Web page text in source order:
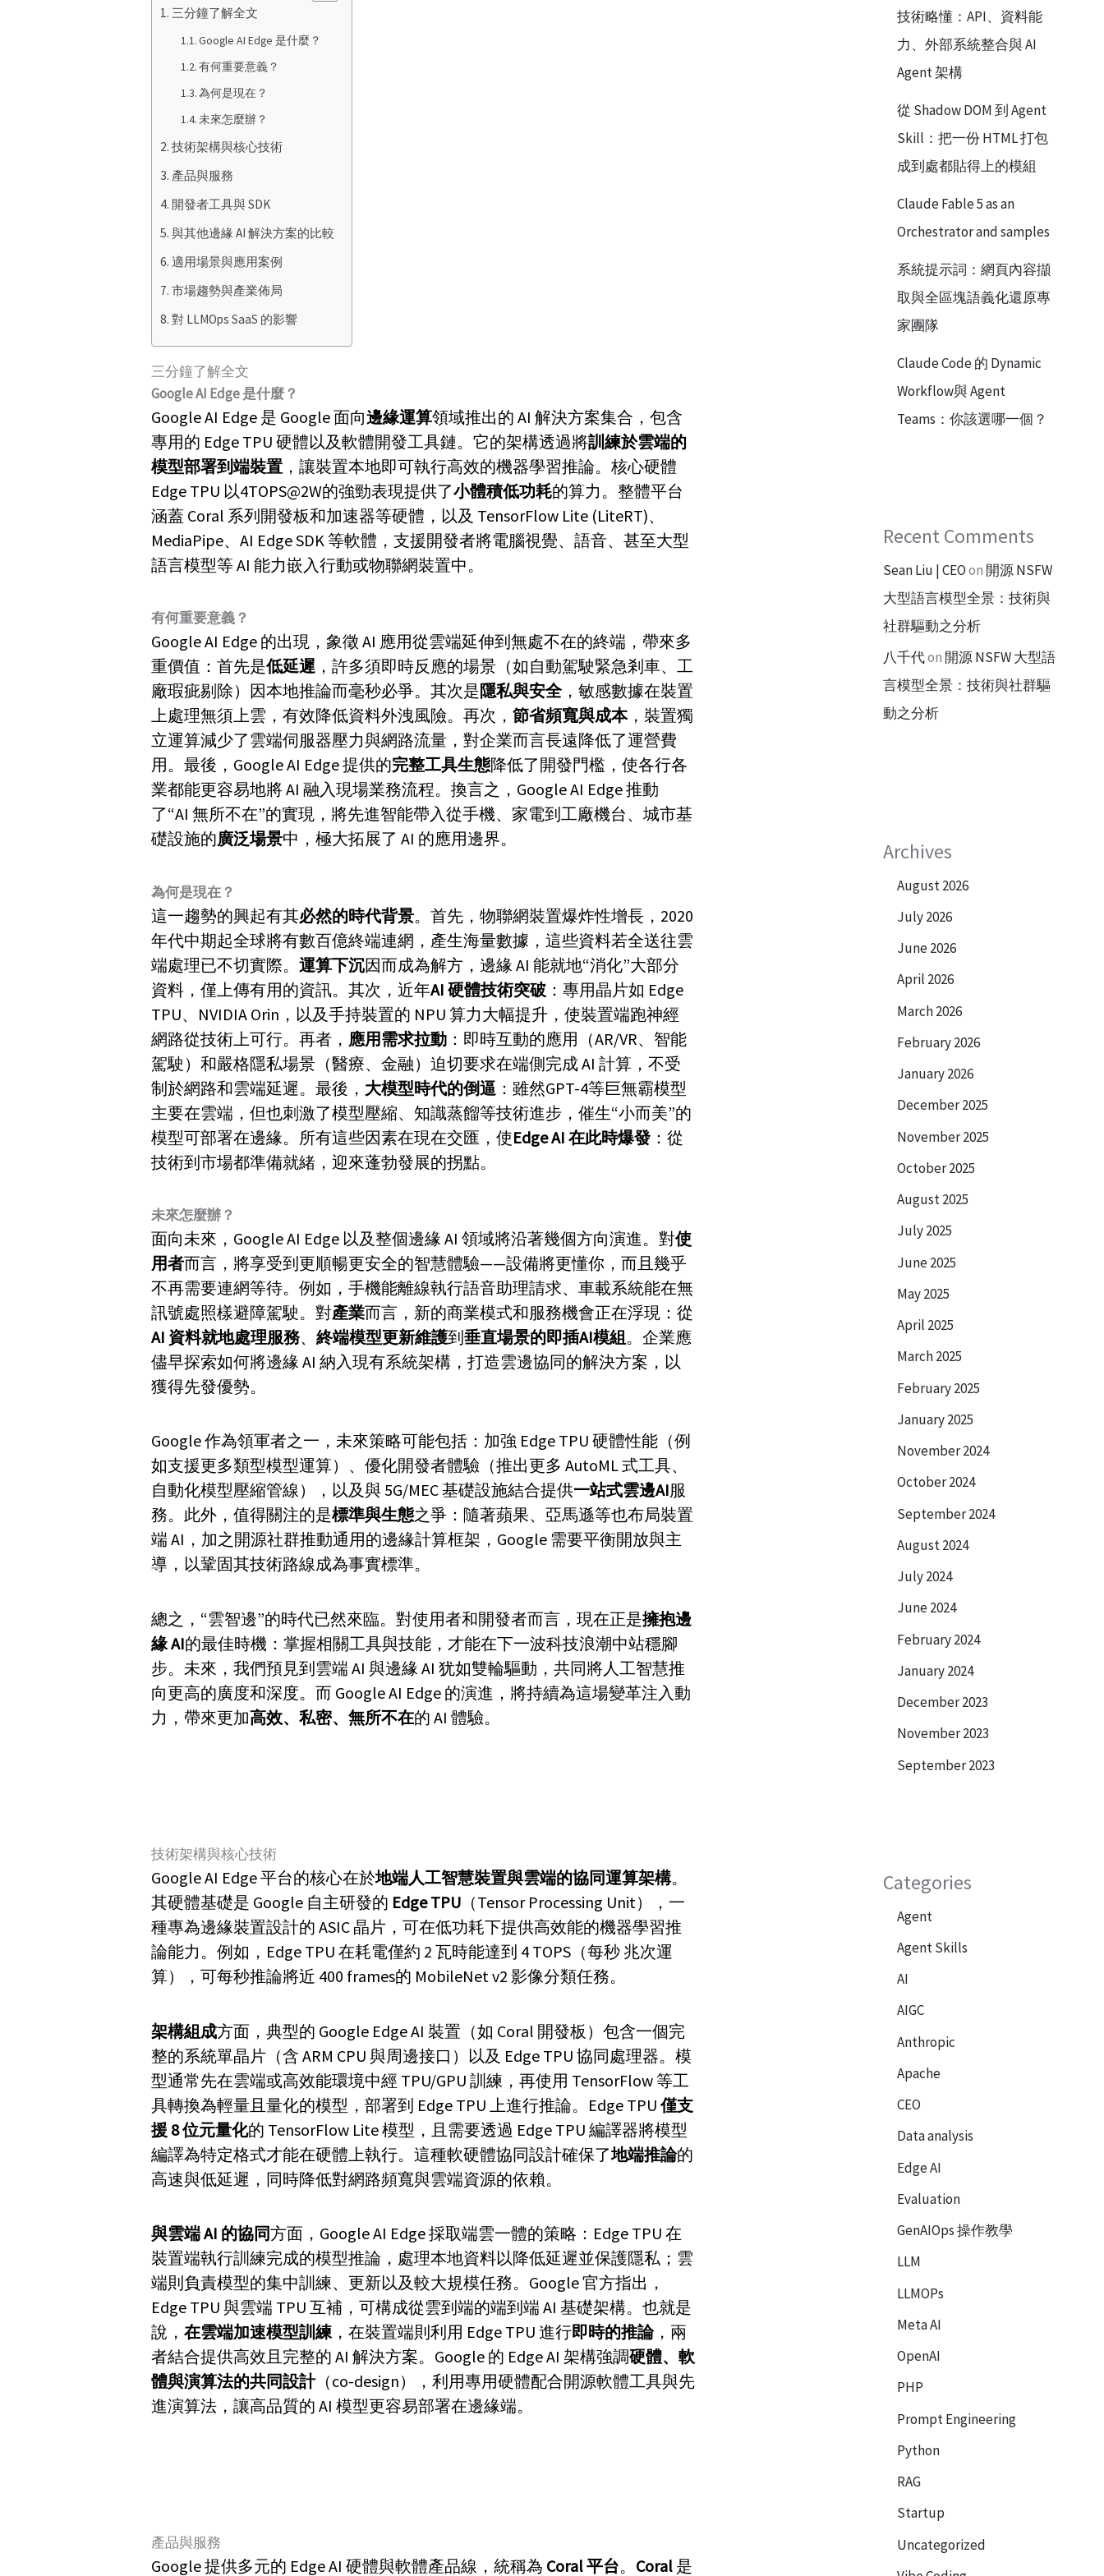
三分鐘了解全文
Google AI Edge 是什麼？
有何重要意義？
為何是現在？
未來怎麼辦？
技術架構與核心技術
產品與服務
開發者工具與 SDK
與其他邊緣 AI 解決方案的比較
適用場景與應用案例
市場趨勢與產業佈局
對 LLMOps SaaS 的影響
三分鐘了解全文
Google AI Edge 是什麼？
Google AI Edge 是 Google 面向邊緣運算領域推出的 AI 解決方案集合，包含
專用的 Edge TPU 硬體以及軟體開發工具鏈。它的架構透過將訓練於雲端的
模型部署到端裝置 ，讓裝置本地即可執行高效的機器學習推論。核心硬體
Edge TPU 以4TOPS@2W的強勁表現提供了小體積低功耗的算力。整體平台
涵蓋 Coral 系列開發板和加速器等硬體，以及 TensorFlow Lite (LiteRT)、
MediaPipe、AI Edge SDK 等軟體，支援開發者將電腦視覺、語音、甚至大型
語言模型等 AI 能力嵌入行動或物聯網裝置中。
有何重要意義？
Google AI Edge 的出現，象徵 AI 應用從雲端延伸到無處不在的終端，帶來多
重價值：首先是低延遲 ，許多須即時反應的場景（如自動駕駛緊急剎車、工
廠瑕疵剔除）因本地推論而毫秒必爭。其次是隱私與安全，敏感數據在裝置
上處理無須上雲，有效降低資料外洩風險。再次，節省頻寬與成本，裝置獨
立運算減少了雲端伺服器壓力與網路流量，對企業而言長遠降低了運營費
用。最後，Google AI Edge 提供的完整工具生態降低了開發門檻，使各行各
業都能更容易地將 AI 融入現場業務流程。換言之，Google AI Edge 推動
了“AI 無所不在”的實現，將先進智能帶入從手機、家電到工廠機台、城市基
礎設施的廣泛場景中，極大拓展了 AI 的應用邊界。
為何是現在？
這一趨勢的興起有其必然的時代背景。首先，物聯網裝置爆炸性增長，2020
年代中期起全球將有數百億終端連網，產生海量數據，這些資料若全送往雲
端處理已不切實際。運算下沉因而成為解方，邊緣 AI 能就地“消化”大部分
資料，僅上傳有用的資訊。其次，近年AI 硬體技術突破 ：專用晶片如 Edge
TPU、NVIDIA Orin，以及手持裝置的 NPU 算力大幅提升，使裝置端跑神經
網路從技術上可行。再者， 應用需求拉動 ：即時互動的應用（AR/VR、智能
駕駛）和嚴格隱私場景（醫療、金融）迫切要求在端側完成 AI 計算，不受
制於網路和雲端延遲。最後， 大模型時代的倒逼 ：雖然GPT-4等巨無霸模型
主要在雲端，但也刺激了模型壓縮、知識蒸餾等技術進步，催生“小而美”的
模型可部署在邊緣。所有這些因素在現在交匯，使Edge AI 在此時爆發 ：從
技術到市場都準備就緒，迎來蓬勃發展的拐點。
未來怎麼辦？
面向未來，Google AI Edge 以及整個邊緣 AI 領域將沿著幾個方向演進。對使
用者而言，將享受到更順暢更安全的智慧體驗——設備將更懂你，而且幾乎
不再需要連網等待。例如，手機能離線執行語音助理請求、車載系統能在無
訊號處照樣避障駕駛。對產業而言，新的商業模式和服務機會正在浮現：從
AI 資料就地處理服務、終端模型更新維護到垂直場景的即插AI模組。企業應
儘早探索如何將邊緣 AI 納入現有系統架構，打造雲邊協同的解決方案，以
獲得先發優勢。
Google 作為領軍者之一，未來策略可能包括：加強 Edge TPU 硬體性能（例
如支援更多類型模型運算）、優化開發者體驗（推出更多 AutoML 式工具、
自動化模型壓縮管線），以及與 5G/MEC 基礎設施結合提供一站式雲邊AI服
務。此外，值得關注的是標準與生態之爭：隨著蘋果、亞馬遜等也布局裝置
端 AI，加之開源社群推動通用的邊緣計算框架，Google 需要平衡開放與主
導，以鞏固其技術路線成為事實標準。
總之，“雲智邊”的時代已然來臨。對使用者和開發者而言，現在正是擁抱邊
緣 AI的最佳時機：掌握相關工具與技能，才能在下一波科技浪潮中站穩腳
步。未來，我們預見到雲端 AI 與邊緣 AI 犹如雙輪驅動，共同將人工智慧推
向更高的廣度和深度。而 Google AI Edge 的演進，將持續為這場變革注入動
力，帶來更加高效、私密、無所不在的 AI 體驗。
技術架構與核心技術
Google AI Edge 平台的核心在於地端人工智慧裝置與雲端的協同運算架構。
其硬體基礎是 Google 自主研發的 Edge TPU （Tensor Processing Unit），一
種專為邊緣裝置設計的 ASIC 晶片，可在低功耗下提供高效能的機器學習推
論能力。例如，Edge TPU 在耗電僅約 2 瓦時能達到 4 TOPS（每秒 兆次運
算），可每秒推論將近 400 frames的 MobileNet v2 影像分類任務。
架構組成方面，典型的 Google Edge AI 裝置（如 Coral 開發板）包含一個完
整的系統單晶片（含 ARM CPU 與周邊接口）以及 Edge TPU 協同處理器。模
型通常先在雲端或高效能環境中經 TPU/GPU 訓練，再使用 TensorFlow 等工
具轉換為輕量且量化的模型，部署到 Edge TPU 上進行推論。Edge TPU僅支
援 8 位元量化的 TensorFlow Lite 模型，且需要透過 Edge TPU 編譯器將模型
編譯為特定格式才能在硬體上執行。這種軟硬體協同設計確保了地端推論的
高速與低延遲，同時降低對網路頻寬與雲端資源的依賴。
與雲端 AI 的協同方面，Google AI Edge 採取端雲一體的策略：Edge TPU 在
裝置端執行訓練完成的模型推論，處理本地資料以降低延遲並保護隱私；雲
端則負責模型的集中訓練、更新以及較大規模任務。Google 官方指出，
Edge TPU 與雲端 TPU 互補，可構成從雲到端的端到端 AI 基礎架構。也就是
說，在雲端加速模型訓練 ，在裝置端則利用 Edge TPU 進行即時的推論，兩
者結合提供高效且完整的 AI 解決方案。Google 的 Edge AI 架構強調硬體、軟
體與演算法的共同設計（co-design），利用專用硬體配合開源軟體工具與先
進演算法，讓高品質的 AI 模型更容易部署在邊緣端。
產品與服務
Google 提供多元的 Edge AI 硬體與軟體產品線，統稱為 Coral 平台。 Coral 是
技術略懂：API、資料能
力、外部系統整合與 AI
Agent 架構
從 Shadow DOM 到 Agent
Skill：把一份 HTML 打包
成到處都貼得上的模組
Claude Fable 5 as an
Orchestrator and samples
系統提示詞：網頁內容擷
取與全區塊語義化還原專
家團隊
Claude Code 的 Dynamic
Workflow與 Agent
Teams：你該選哪一個？
Recent Comments
Sean Liu | CEOon 開源 NSFW
大型語言模型全景：技術與
社群驅動之分析
八千代on 開源 NSFW 大型語
言模型全景：技術與社群驅
動之分析
Archives
August 2026
July 2026
June 2026
April 2026
March 2026
February 2026
January 2026
December 2025
November 2025
October 2025
August 2025
July 2025
June 2025
May 2025
April 2025
March 2025
February 2025
January 2025
November 2024
October 2024
September 2024
August 2024
July 2024
June 2024
February 2024
January 2024
December 2023
November 2023
September 2023
Categories
Agent
Agent Skills
AI
AIGC
Anthropic
Apache
CEO
Data analysis
Edge AI
Evaluation
GenAIOps 操作教學
LLM
LLMOPs
Meta AI
OpenAI
PHP
Prompt Engineering
Python
RAG
Startup
Uncategorized